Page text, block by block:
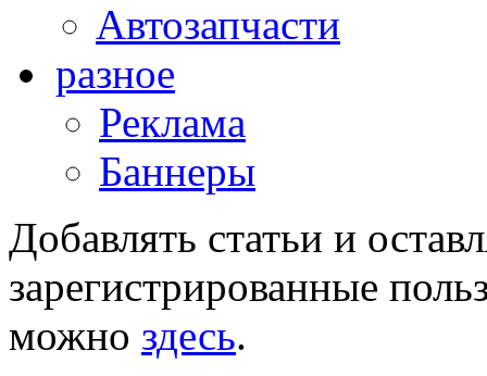
Автозапчасти
разное
Реклама
Баннеры
Добавлять статьи и
зарегистрированные
можно здесь.